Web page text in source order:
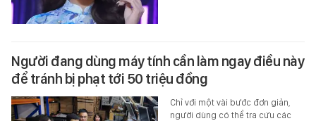
Người đang dùng máy tính cần làm ngay điều này
để tránh bị phạt tới 50 triệu đồng
Chỉ với một vài bước đơn giản,
người dùng có thể tra cứu các